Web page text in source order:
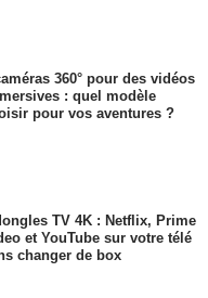
360° pour des vidéos
: quel modèle
pour vos aventures ?
TV 4K : Netflix, Prime
et YouTube sur votre télé
changer de box